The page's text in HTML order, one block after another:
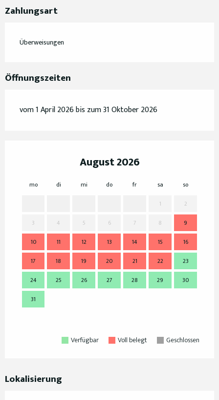
Zahlungsart
Überweisungen
Öffnungszeiten
vom 1 April 2026 bis zum 31 Oktober 2026
August 2026
mo di mi do fr sa
so
1
2
3
4 5 6 7 8
9
10
11 12 13 14 15
16
17
18 19 20 21 22
23
24
25 26 27 28 29
30
31
Verfügbar Voll belegt Geschlossen
Lokalisierung